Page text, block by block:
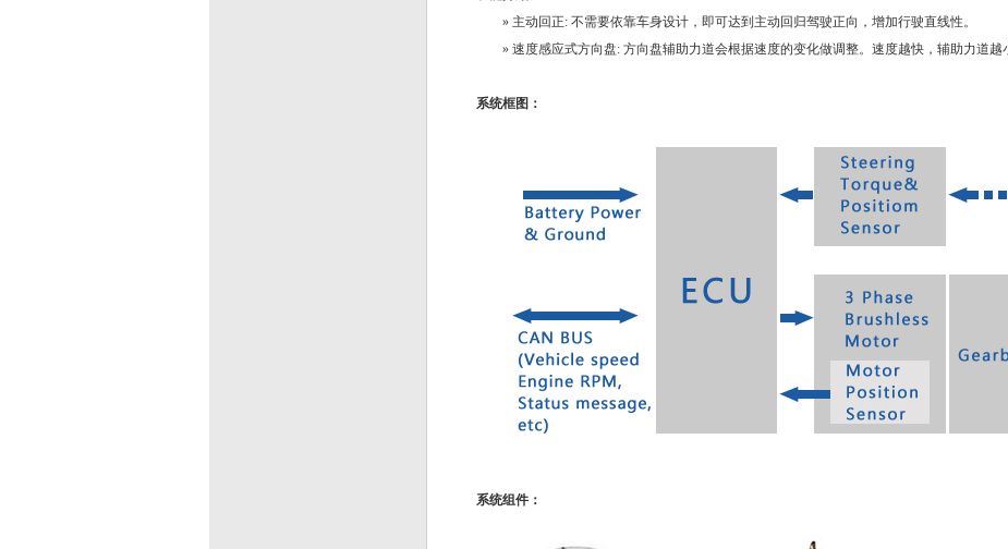
» 主动回正: 不需要依靠车身设计，即可达到主动回归驾驶正向，增加行驶直线性。
» 速度感应式方向盘: 方向盘辅助力道会根据速度的变化做调整。速度越快，辅助力道
系统框图：
系统组件：